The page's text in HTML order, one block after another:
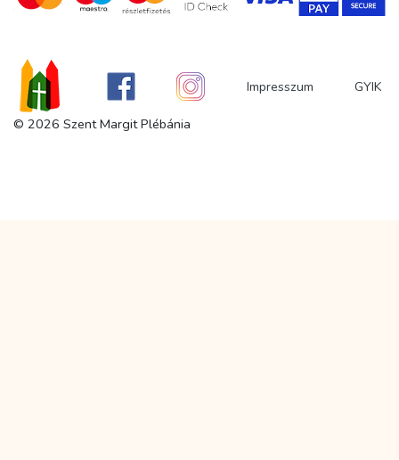
Impresszum GYIK
© 2026 Szent Margit Plébánia